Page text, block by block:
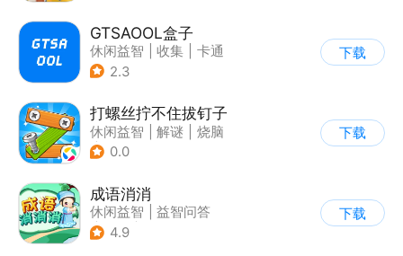
GTSAOOL盒子
休闲益智 收集
卡通
2.3
下载
打螺丝拧不住拔钉子
休闲益智 解谜
烧脑
| 卡通
0.0
下载
成语消消
休闲益智
益智问答
| 成语
4.9
下载